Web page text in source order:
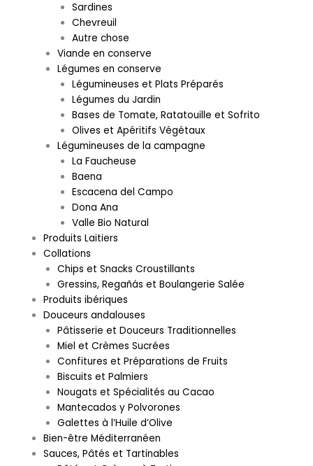
Sardines
Chevreuil
Autre chose
Viande en conserve
Légumes en conserve
Légumineuses et Plats Préparés
Légumes du Jardin
Bases de Tomate, Ratatouille et Sofrito
Olives et Apéritifs Végétaux
Légumineuses de la campagne
La Faucheuse
Baena
Escacena del Campo
Dona Ana
Valle Bio Natural
Produits Laitiers
Collations
Chips et Snacks Croustillants
Gressins, Regañás et Boulangerie Salée
Produits ibériques
Douceurs andalouses
Pâtisserie et Douceurs Traditionnelles
Miel et Crèmes Sucrées
Confitures et Préparations de Fruits
Biscuits et Palmiers
Nougats et Spécialités au Cacao
Mantecados y Polvorones
Galettes à l’Huile d’Olive
Bien-être Méditerranéen
Sauces, Pâtés et Tartinables